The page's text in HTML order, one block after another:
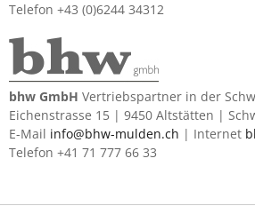
Telefon +43 (0)6244 34312
bhw GmbH Vertriebspartner in der
Eichenstrasse 15 | 9450 Altstätten |
E-Mail info@bhw-mulden.ch | Internet
Telefon +41 71 777 66 33